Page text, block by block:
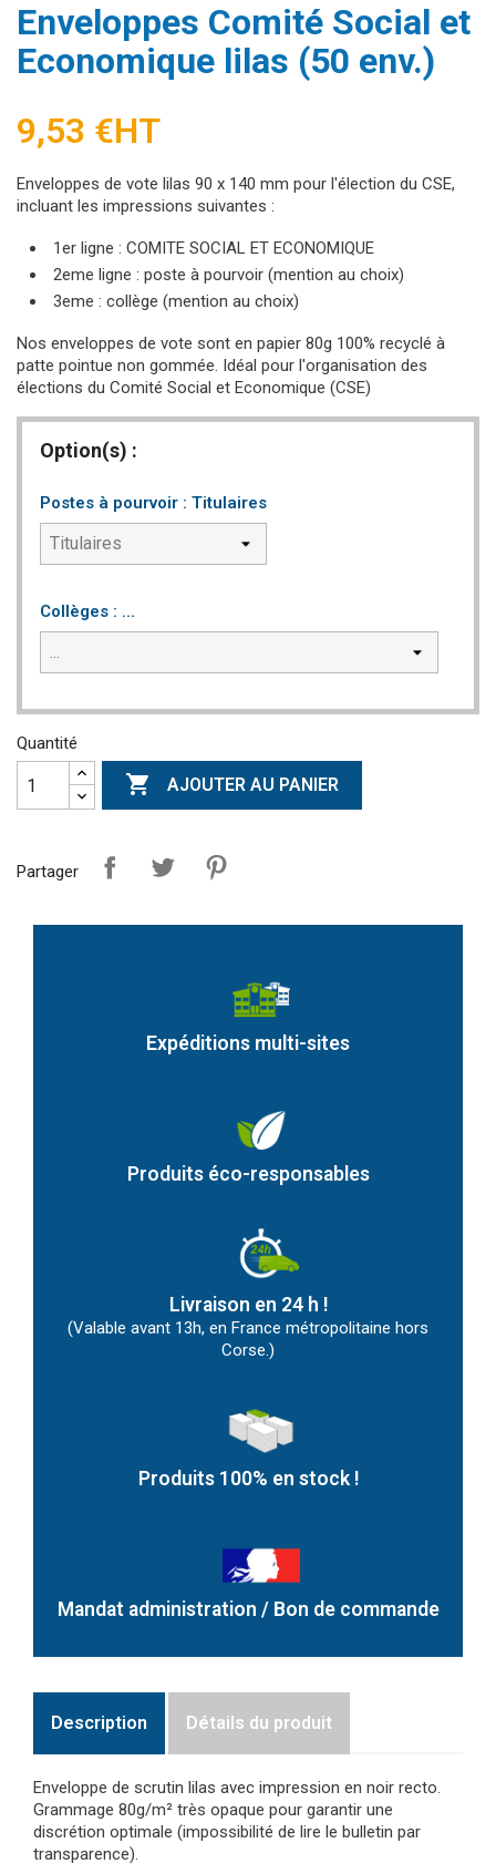
Enveloppes Comité Social et
Economique lilas (50 env.)
9,53 €HT
Enveloppes de vote lilas 90 x 140 mm pour l'élection du CSE,
incluant les impressions suivantes :
1er ligne : COMITE SOCIAL ET ECONOMIQUE
2eme ligne : poste à pourvoir (mention au choix)
3eme : collège (mention au choix)
Nos enveloppes de vote sont en papier 80g 100% recyclé à
patte pointue non gommée. Idéal pour l'organisation des
élections du Comité Social et Economique (CSE)
Option(s) :
Postes à pourvoir : Titulaires
Collèges : ...
Quantité
 AJOUTER AU PANIER
Partager
Expéditions multi-sites
Produits éco-responsables
Livraison en 24 h !
(Valable avant 13h, en France métropolitaine hors
Corse.)
Produits 100% en stock !
Mandat administration / Bon de commande
Description Détails du produit
Enveloppe de scrutin lilas avec impression en noir recto.
Grammage 80g/m² très opaque pour garantir une
discrétion optimale (impossibilité de lire le bulletin par
transparence).